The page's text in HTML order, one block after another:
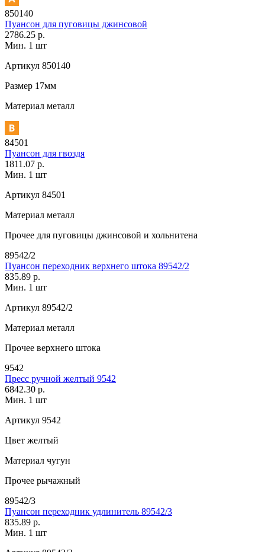
850140
Пуансон для пуговицы джинсовой
2786.25 р.
Мин. 1 шт
Артикул 850140
Размер 17мм
Материал металл
84501
Пуансон для гвоздя
1811.07 р.
Мин. 1 шт
Артикул 84501
Материал металл
Прочее для пуговицы джинсовой и хольнитена
89542/2
Пуансон переходник верхнего штока 89542/2
835.89 р.
Мин. 1 шт
Артикул 89542/2
Материал металл
Прочее верхнего штока
9542
Пресс ручной желтый 9542
6842.30 р.
Мин. 1 шт
Артикул 9542
Цвет желтый
Материал чугун
Прочее рычажный
89542/3
Пуансон переходник удлинитель 89542/3
835.89 р.
Мин. 1 шт